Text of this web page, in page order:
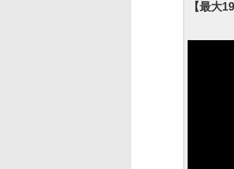
【最大